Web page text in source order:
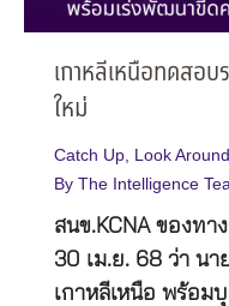
เกาหลีเหนือทดสอบ
ใหม่
Catch Up Look
By The Intelligence
สนข.KCNA ของทา
30 เม.ย. 68 ว่า น
เกาหลีเหนือ พร้อม